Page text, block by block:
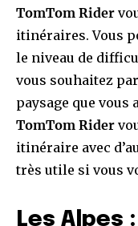
TomTom Rider
itinéraires. Vous
le niveau de
vous souhaitez
paysage que vous
TomTom Rider
itinéraire avec
très utile si vous
Les Alpes